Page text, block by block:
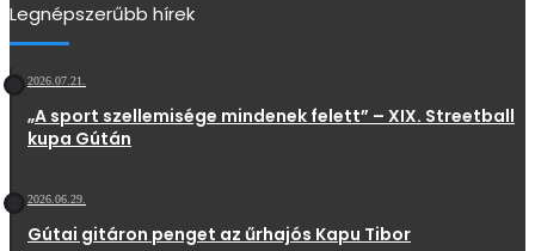
Legnépszerűbb hírek
2026.07.21.
„A sport szellemisége mindenek felett” – XIX. Streetball
kupa Gútán
2026.06.29.
Gútai gitáron penget az űrhajós Kapu Tibor